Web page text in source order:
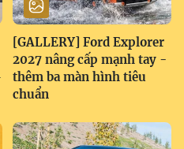
[GALLERY] Ford Explorer
2027 nâng cấp mạnh tay -
thêm ba màn hình tiêu
chuẩn